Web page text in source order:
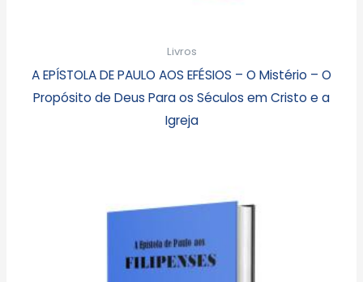
Livros
A EPÍSTOLA DE PAULO AOS EFÉSIOS – O Mistério – O
Propósito de Deus Para os Séculos em Cristo e a
Igreja